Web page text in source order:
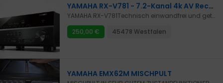
YAMAHA RX-V781 - 7.2-Kanal 4k AV Receiver - ATMOS - Spotify
YAMAHA RX-V781Technisch einwandfrei und getestet. Optisch in sehr gutem gebrauchten Zustand mit nur sehr kleinen Gebrauchsspuren.YAMAHA RX-V781 schwarzGenießen Sie die neuesten Kino-Dolby Atmos-Sound und DTS: X in Ihrem Wohnzimmer. Diese Audio-Technologie bringt Sie direkt ins Zentrum der Ereignisse überzeugend, multidimensionalen Sound, der wirklich Ihr Zimmer vom Boden bis zur Decke zu füllen. ATMOS ist, weil das Format, das für die Höhe des Schalls vorgesehen ist. CINEMA DSP passt perfekt mit verschiedenen Konfigurationen der Lautsprecher im Raum zu reproduzieren. Der Vorteil der neuesten Modellreihe ist eine erweiterte YPAO Klangoptimierung.SchlüsselmerkmaleDer neueste Film-Sound in Ihrem Hause (Dolby Atmos und DTS: X)Überlegene Konstruktion für höchste Klangqualität (Total Purity-Konzept)Präzise Wiedergabe von hochauflösenden Stereo und Surround-Sound (True HD, DTS-HD MA, DSD, AIFF, FLAC, WAV, Apple Lossless)WiFi mit einem Portfolio von Dienstleistungen (spezielle Operationen Anwendungen und die Wiedergabe von verschiedenen Quellen)Mit erweiterten YPAO Mehrpunktkalibration optimale Leistung in jedem Raum, um sicherzustellen,Und für die Liebhaber von Vinyl - Schätze (Plattenspieler - Eingang)Die grafische Benutzeroberfläche (HD Symbole und Text) für die einfache MenüführungMultiroom , um drahtlos verbinden mehrere Laufwerke und Soundsystem im ganzen Haus (+ zwei HDMI - Ausgänge)Exklusive Algorithmen komprimierte Audio (einschließlich Bluetooth) wiederherstellenKompatibel mit 4K Ultra HD mit HDCP 2.2, High Dynamic Range (HDR) und BT Skala.2020Mit einer maximalen ReinheitDer Anbau von Audio in das Gesamt Reinheit Konzept, genannt Struktur kommen, die auf Exzellenz größten Wert bietet, ohne Störungen zu reproduzieren. Das Modell verfügt über eine diskrete Endstufen helfen Störungen zu minimieren, sondern auch eine eigene Stromversorgung für analoge und digitale Schaltungen, eine gegenseitige Beeinflussung zu vermeiden. Zvuk uslyšíte přesně tak, jak byl zaznamenaný.Sortiment von NetzwerkdiensteReprodukci si užijete díky pohodlnému bezdrátovému přístupu z mobilního zařízení. Yamaha AV-Controller App zum Download von iTunes, Google Play oder Amazon Appstore und versorgen Sie mit Lautstärkeregler, Eingangswahl, DSP-Modus und vieles mehr. Mit eingebautem Bluetooth und WiFi können online Musik-Sammlungen und benutzerdefinierte Dateien in hoher Auflösung übertragen werden. Hören Sie Musik von Internet-Radio, Spotify, Pandora oder Musik auf einem Heim-PC oder NAS gespeichert. AirPlay wird die Verbindung mobiler Geräte iPod, iPhone, iPad und natürlich iTunes.Mehrraum-AudioZusätzlich zu den üblichen Optionen ein Satz Lautsprecher angeschlossen werden (bis zu 3.1) in einem Zimmer und das andere Paar zum anderen Ende flach, hier bieten wir etwas Besonderes. Musiccast leicht bringen Musik in jedem Zimmer in Ihrem Hause, drahtlos gesteuert und spielen transparente Anwendungen. Receiver Natürlich setzen Sie im Wohnzimmer als Hauptraum für Spaß, und allmählich Musiccast Lautsprecher Soundbar oder HiFi-Komponenten in anderen Räumen hinzufügen. Mit einer WLAN-Verbindung erspart Ihnen Kabel ziehen.Zusätzliche Informationen:Verstärker:Nennausgangsleistung (1 kHz, 2 Kanäle angetrieben): 110 W (8 Ohm, 10% THD)Nennausgangsleistung (20 Hz - 20 kHz, 2 Kanäle angesteuert): 95 W (8 Ohm, 0,06% THD)Maximale Ausgangswirkleistung (1 kHz, 1 Kanal angetrieben) (JEITA): 160 W (8 Ohm, 10% THD)Dynamische Leistung pro Kanal (8/6/4/2 Ohm) 130/170/195/240 WSurround - Sound - Verarbeitung:CINEMA DSP: Ja 3DDSP-Programme: 17Dialog PegeleinstellungVirtual Presence SpeakerVirtual Surround Back-LautsprecherVirtual CINEMA FRONTz
250,00 €
45478 Westfalen
YAMAHA EMX62M MISCHPULT